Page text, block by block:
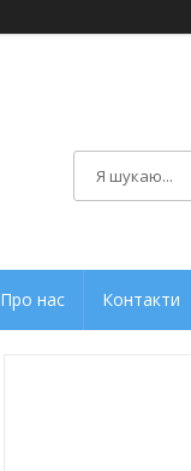
Про нас Контакти